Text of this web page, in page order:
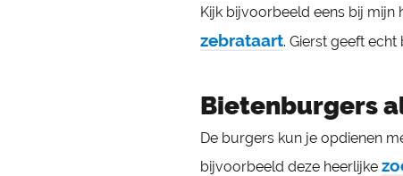
Kijk bijvoorbeeld eens bij mijn
zebrataart. Gierst geeft
Bietenburgers
De burgers kun je opdienen
bijvoorbeeld deze heerlijke